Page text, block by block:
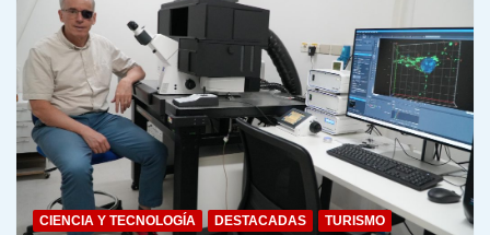
CIENCIA Y TECNOLOGÍA DESTACADAS TURISMO